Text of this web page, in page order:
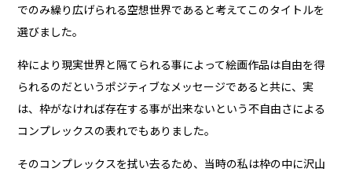
でのみ繰り広げられる空想世界であると考えてこのタイトルを
選びました。
枠により現実世界と隔てられる事によって絵画作品は自由を得
られるのだというポジティブなメッセージであると共に、実
は、枠がなければ存在する事が出来ないという不自由さによる
コンプレックスの表れでもありました。
そのコンプレックスを拭い去るため、当時の私は枠の中に沢山